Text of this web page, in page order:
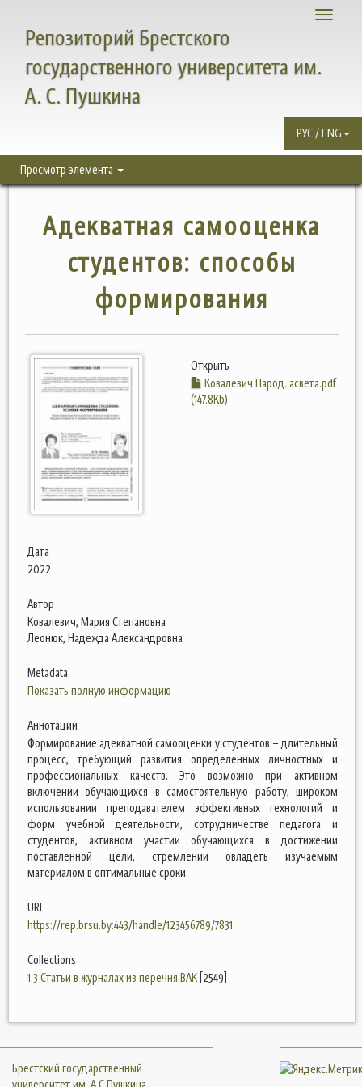
Toggle
Репозиторий Брестского
государственного университета им.
А. С. Пушкина
РУС / ENG
Просмотр элемента
Адекватная самооценка
студентов: способы
формирования
Открыть
Ковалевич Народ. асвета.pdf
(147.8Kb)
Дата
2022
Автор
Ковалевич, Мария Степановна
Леонюк, Надежда Александровна
Metadata
Показать полную информацию
Аннотации
Формирование адекватной самооценки у студентов – длительный
процесс, требующий развития определенных личностных и
профессиональных качеств. Это возможно при активном
включении обучающихся в самостоятельную работу, широком
использовании преподавателем эффективных технологий и
форм учебной деятельности, сотрудничестве педагога и
студентов, активном участии обучающихся в достижении
поставленной цели, стремлении овладеть изучаемым
материалом в оптимальные сроки.
URI
https://rep.brsu.by:443/handle/123456789/7831
Collections
1.3 Статьи в журналах из перечня ВАК [2549]
Брестский государственный